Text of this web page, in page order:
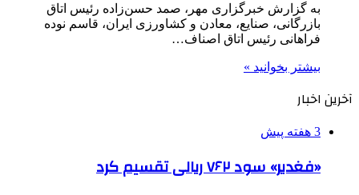
به گزارش خبرگزاری مهر، صمد حسن‌زاده رئیس اتاق
بازرگانی، صنایع، معادن و کشاورزی ایران، قاسم نوده
فراهانی رئیس اتاق اصناف…
بیشتر بخوانید »
آخرین اخبار
3 هفته پیش
«فغدیر» سود ۷۶۲ ریالی تقسیم کرد